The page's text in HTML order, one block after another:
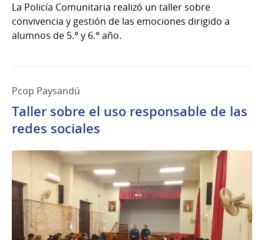
La Policía Comunitaria realizó un taller sobre
convivencia y gestión de las emociones dirigido a
alumnos de 5.° y 6.° año.
Pcop Paysandú
Taller sobre el uso responsable de las
redes sociales